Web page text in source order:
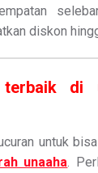
diskon
di
untuk
unaaha.